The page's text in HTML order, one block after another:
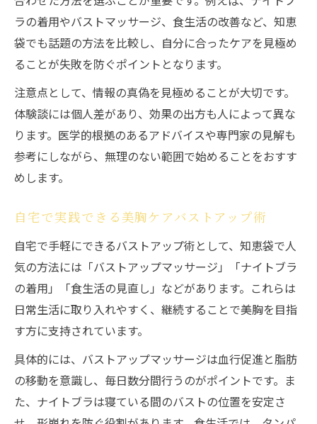
ラの着用やバストマッサージ、食生活の改善など、知恵
袋でも話題の方法を比較し、自分に合ったケアを見極め
ることが失敗を防ぐポイントとなります。
注意点として、情報の真偽を見極めることが大切です。
体験談には個人差があり、効果の出方も人によって異な
ります。医学的根拠のあるアドバイスや専門家の見解も
参考にしながら、無理のない範囲で始めることをおすす
めします。
自宅で実践できる美胸ケアバストアップ術
自宅で手軽にできるバストアップ術として、知恵袋で人
気の方法には「バストアップマッサージ」「ナイトブラ
の着用」「食生活の見直し」などがあります。これらは
日常生活に取り入れやすく、継続することで美胸を目指
す方に支持されています。
具体的には、バストアップマッサージは血行促進と脂肪
の移動を意識し、毎日数分間行うのがポイントです。ま
た、ナイトブラは寝ている間のバストの位置を安定さ